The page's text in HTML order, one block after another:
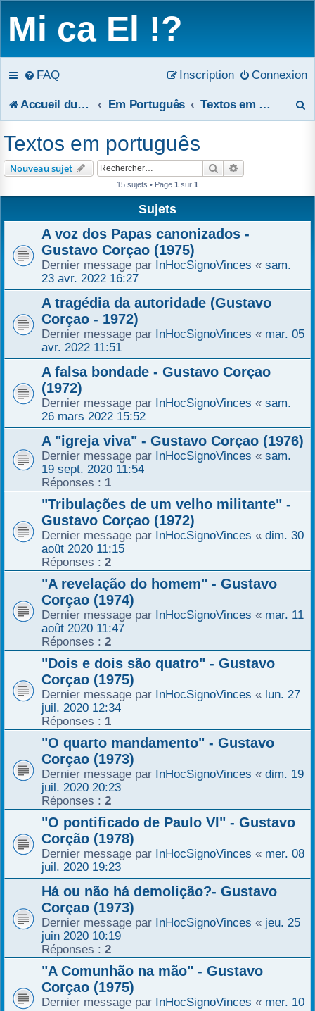
Mi ca El !?
FAQ Connexion
Inscription
Accueil du forum Em Português Textos em português
Textos em português
Nouveau sujet Rechercher
15 sujets • Page 1 sur 1
Sujets
A voz dos Papas canonizados -
Gustavo Corçao (1975)
Dernier message par InHocSignoVinces « sam.
23 avr. 2022 16:27
A tragédia da autoridade (Gustavo
Corçao - 1972)
Dernier message par InHocSignoVinces « mar. 05
avr. 2022 11:51
A falsa bondade - Gustavo Corçao
(1972)
Dernier message par InHocSignoVinces « sam.
26 mars 2022 15:52
A "igreja viva" - Gustavo Corçao (1976)
Dernier message par InHocSignoVinces « sam.
19 sept. 2020 11:54
Réponses : 1
"Tribulações de um velho militante" -
Gustavo Corçao (1972)
Dernier message par InHocSignoVinces « dim. 30
août 2020 11:15
Réponses : 2
"A revelação do homem" - Gustavo
Corçao (1974)
Dernier message par InHocSignoVinces « mar. 11
août 2020 11:47
Réponses : 2
"Dois e dois são quatro" - Gustavo
Corçao (1975)
Dernier message par InHocSignoVinces « lun. 27
juil. 2020 12:34
Réponses : 1
"O quarto mandamento" - Gustavo
Corçao (1973)
Dernier message par InHocSignoVinces « dim. 19
juil. 2020 20:23
Réponses : 2
"O pontificado de Paulo VI" - Gustavo
Corção (1978)
Dernier message par InHocSignoVinces « mer. 08
juil. 2020 19:23
Há ou não há demolição?- Gustavo
Corçao (1973)
Dernier message par InHocSignoVinces « jeu. 25
juin 2020 10:19
Réponses : 2
"A Comunhão na mão" - Gustavo
Corçao (1975)
Dernier message par InHocSignoVinces « mer. 10